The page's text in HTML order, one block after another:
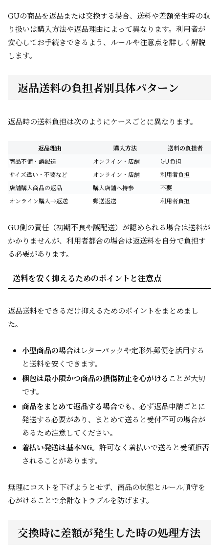
GUの商品を返品または交換する場合、送料や差額発生時の取
り扱いは購入方法や返品理由によって異なります。利用者が
安心してお手続きできるよう、ルールや注意点を詳しく解説
します。
返品送料の負担者別具体パターン
返品時の送料負担は次のようにケースごとに異なります。
返品理由 購入方法
送料の負担者
商品不備・誤配送
オンライン・店舗
GU負担
サイズ違い・不要など
オンライン・店舗
利用者負担
店舗購入商品の返品
購入店舗へ持参
不要
オンライン購入→返送
郵送返送 利用者負担
GU側の責任（初期不良や誤配送）が認められる場合は送料が
かかりませんが、利用者都合の場合は返送料を自分で負担す
る必要があります。
送料を安く抑えるためのポイントと注意点
返品送料をできるだけ抑えるためのポイントをまとめまし
た。
小型商品の場合はレターパックや定形外郵便を活用する
と送料を安くできます。
梱包は最小限かつ商品の損傷防止を心がける ことが大切
です。
商品をまとめて返品する場合でも、必ず返品申請ごとに
発送する必要があり、まとめて送ると受付不可の場合が
あるため注意してください。
着払い発送は基本NG。許可なく着払いで送ると受領拒否
されることがあります。
無理にコストを下げようとせず、商品の状態とルール順守を
心がけることで余計なトラブルを防げます。
交換時に差額が発生した時の処理方法